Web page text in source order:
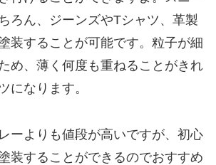
ろん、ジーンズやTシャツ、革製
装することが可能です。粒子が細
め、薄く何度も重ねることがきれ
になります。
ーよりも値段が高いですが、初心
装することができるのでおすすめ